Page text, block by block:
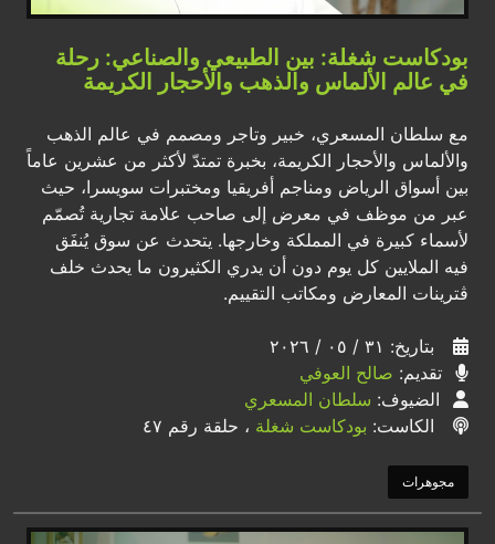
بودكاست شغلة: بين الطبيعي والصناعي: رحلة
في عالم الألماس والذهب والأحجار الكريمة
مع سلطان المسعري، خبير وتاجر ومصمم في عالم الذهب
والألماس والأحجار الكريمة، بخبرة تمتدّ لأكثر من عشرين عاماً
بين أسواق الرياض ومناجم أفريقيا ومختبرات سويسرا، حيث
عبر من موظف في معرض إلى صاحب علامة تجارية تُصمّم
لأسماء كبيرة في المملكة وخارجها. يتحدث عن سوق يُنفَق
فيه الملايين كل يوم دون أن يدري الكثيرون ما يحدث خلف
ڤترينات المعارض ومكاتب التقييم.
بتاريخ: ٣١ / ٠٥ / ٢٠٢٦
تقديم: صالح العوفي
الضيوف: سلطان المسعري
الكاست: بودكاست شغلة ، حلقة رقم ٤٧
مجوهرات